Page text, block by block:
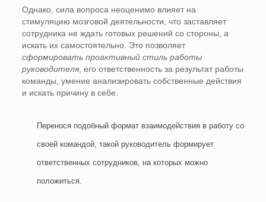
Однако, сила вопроса неоценимо влияет на
стимуляцию мозговой деятельности, что заставляет
сотрудника не ждать готовых решений со стороны, а
искать их самостоятельно. Это позволяет
сформировать проактивный стиль работы
руководителя, его ответственность за результат работы
команды, умение анализировать собственные действия
и искать причину в себе.
Перенося подобный формат взаимодействия в работу со
своей командой, такой руководитель формирует
ответственных сотрудников, на которых можно
положиться.